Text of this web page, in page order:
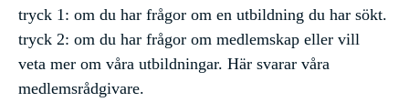
tryck 1: om du har frågor om en utbildning du har sökt.
tryck 2: om du har frågor om medlemskap eller vill
veta mer om våra utbildningar. Här svarar våra
medlemsrådgivare.